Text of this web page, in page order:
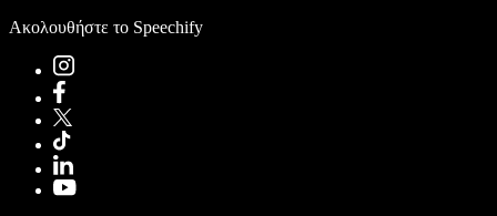
Ακολουθήστε το Speechify